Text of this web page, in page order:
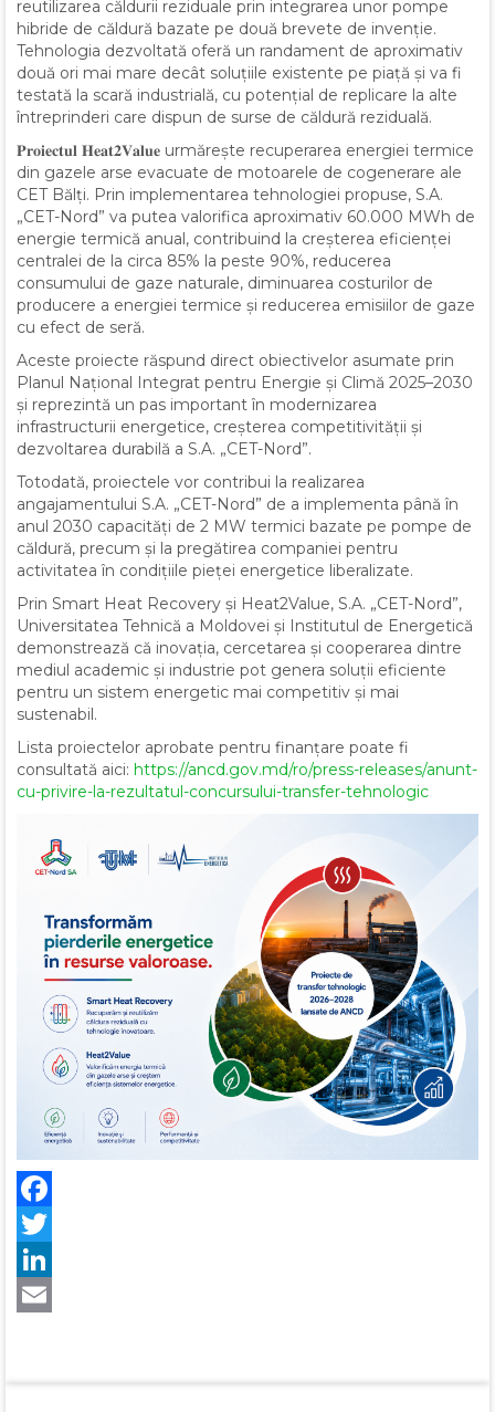
reutilizarea căldurii reziduale prin integrarea unor pompe
hibride de căldură bazate pe două brevete de invenție.
Tehnologia dezvoltată oferă un randament de aproximativ
două ori mai mare decât soluțiile existente pe piață și va fi
testată la scară industrială, cu potențial de replicare la alte
întreprinderi care dispun de surse de căldură reziduală.
𝐏𝐫𝐨𝐢𝐞𝐜𝐭𝐮𝐥 𝐇𝐞𝐚𝐭𝟐𝐕𝐚𝐥𝐮𝐞 urmărește recuperarea energiei termice
din gazele arse evacuate de motoarele de cogenerare ale
CET Bălți. Prin implementarea tehnologiei propuse, S.A.
„CET-Nord” va putea valorifica aproximativ 60.000 MWh de
energie termică anual, contribuind la creșterea eficienței
centralei de la circa 85% la peste 90%, reducerea
consumului de gaze naturale, diminuarea costurilor de
producere a energiei termice și reducerea emisiilor de gaze
cu efect de seră.
Aceste proiecte răspund direct obiectivelor asumate prin
Planul Național Integrat pentru Energie și Climă 2025–2030
și reprezintă un pas important în modernizarea
infrastructurii energetice, creșterea competitivității și
dezvoltarea durabilă a S.A. „CET-Nord”.
Totodată, proiectele vor contribui la realizarea
angajamentului S.A. „CET-Nord” de a implementa până în
anul 2030 capacități de 2 MW termici bazate pe pompe de
căldură, precum și la pregătirea companiei pentru
activitatea în condițiile pieței energetice liberalizate.
Prin Smart Heat Recovery și Heat2Value, S.A. „CET-Nord”,
Universitatea Tehnică a Moldovei și Institutul de Energetică
demonstrează că inovația, cercetarea și cooperarea dintre
mediul academic și industrie pot genera soluții eficiente
pentru un sistem energetic mai competitiv și mai
sustenabil.
Lista proiectelor aprobate pentru finanțare poate fi
consultată aici: https://ancd.gov.md/ro/press-releases/anunt-
cu-privire-la-rezultatul-concursului-transfer-tehnologic